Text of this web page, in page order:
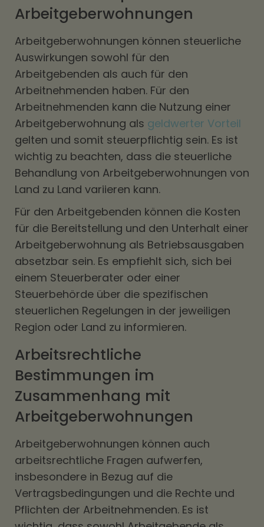
Arbeitgeberwohnungen
Arbeitgeberwohnungen können steuerliche
Auswirkungen sowohl für den
Arbeitgebenden als auch für den
Arbeitnehmenden haben. Für den
Arbeitnehmenden kann die Nutzung einer
Arbeitgeberwohnung als geldwerter Vorteil
gelten und somit steuerpflichtig sein. Es ist
wichtig zu beachten, dass die steuerliche
Behandlung von Arbeitgeberwohnungen von
Land zu Land variieren kann.
Für den Arbeitgebenden können die Kosten
für die Bereitstellung und den Unterhalt einer
Arbeitgeberwohnung als Betriebsausgaben
absetzbar sein. Es empfiehlt sich, sich bei
einem Steuerberater oder einer
Steuerbehörde über die spezifischen
steuerlichen Regelungen in der jeweiligen
Region oder Land zu informieren.
Arbeitsrechtliche
Bestimmungen im
Zusammenhang mit
Arbeitgeberwohnungen
Arbeitgeberwohnungen können auch
arbeitsrechtliche Fragen aufwerfen,
insbesondere in Bezug auf die
Vertragsbedingungen und die Rechte und
Pflichten der Arbeitnehmenden. Es ist